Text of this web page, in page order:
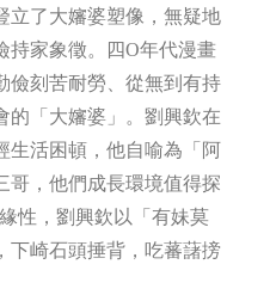
立了大嬸婆塑像，無疑地
持家象徵。四O年代漫畫
儉刻苦耐勞、從無到有持
的「大嬸婆」。劉興欽在
生活困頓，他自喻為「阿
哥，他們成長環境值得探
性，劉興欽以「有妹莫
下崎石頭捶背，吃蕃藷搒